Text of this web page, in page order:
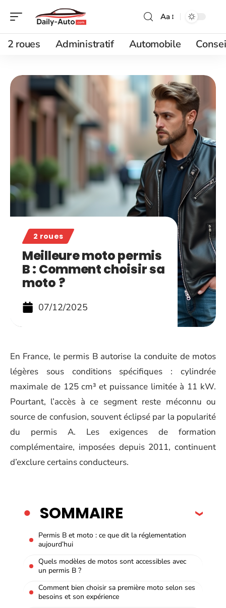
Aa
2 roues Administratif Automobile
2 roues
Meilleure moto permis
B : Comment choisir sa
moto ?
07/12/2025
En France, le permis B autorise la conduite de motos
légères sous conditions spécifiques : cylindrée
maximale de 125 cm³ et puissance limitée à 11 kW.
Pourtant, l’accès à ce segment reste méconnu ou
source de confusion, souvent éclipsé par la popularité
du permis A. Les exigences de formation
complémentaire, imposées depuis 2011, continuent
d’exclure certains conducteurs.
SOMMAIRE
Permis B et moto : ce que dit la réglementation
aujourd’hui
Quels modèles de motos sont accessibles avec
un permis B ?
Comment bien choisir sa première moto selon ses
besoins et son expérience